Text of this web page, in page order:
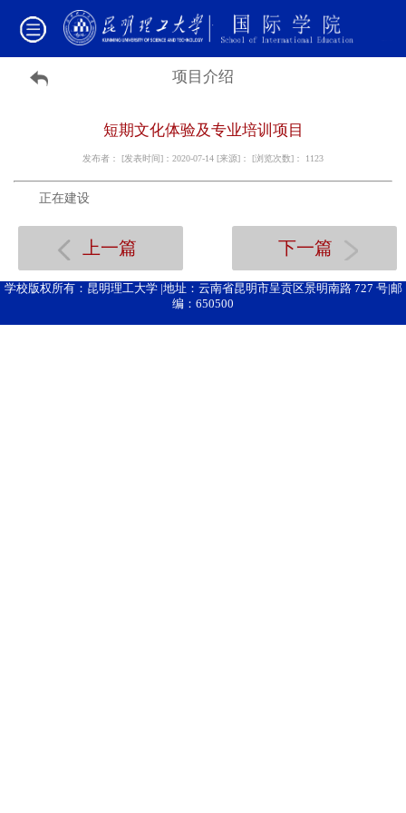
项目介绍
短期文化体验及专业培训项目
发布者： [发表时间]：2020-07-14 [来源]： [浏览次数]： 1123
正在建设
上一篇 下一篇
学校版权所有：昆明理工大学 |地址：云南省昆明市呈贡区景明南路 727 号|邮
编：650500